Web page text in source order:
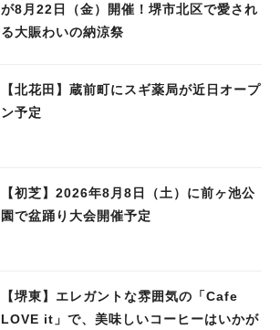
が8月22日（金）開催！堺市北区で愛され
る大賑わいの納涼祭
【北花田】蔵前町にスギ薬局が近日オープ
ン予定
【初芝】2026年8月8日（土）に前ヶ池公
園で盆踊り大会開催予定
【堺東】エレガントな雰囲気の「Cafe
LOVE it」で、美味しいコーヒーはいかが